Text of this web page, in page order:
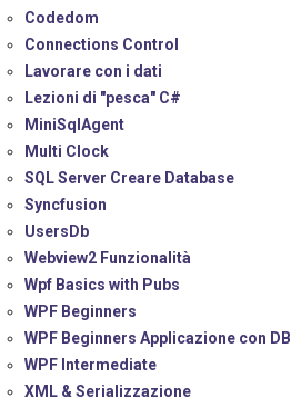
Codedom
Connections Control
Lavorare con i dati
Lezioni di "pesca" C#
MiniSqlAgent
Multi Clock
SQL Server Creare Database
Syncfusion
UsersDb
Webview2 Funzionalità
Wpf Basics with Pubs
WPF Beginners
WPF Beginners Applicazione con DB
WPF Intermediate
XML & Serializzazione